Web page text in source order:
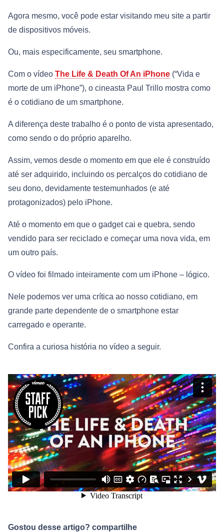
Agora mesmo, você pode estar visitando meu site a partir
de dispositivos móveis.
Ou, mais especificamente, seu smartphone.
Com o vídeo The Life & Death Of An iPhone (“Vida e
morte de um iPhone”), o cineasta Paul Trillo mostra como
é o cotidiano de um smartphone.
A diferença deste trabalho é o ponto de vista apresentado,
como sendo o do próprio aparelho.
Assim, vemos desde o momento em que ele é construído
até ser adquirido, incluindo os percalços do cotidiano de
seu dono, devidamente testemunhados (e até
protagonizados) pelo iPhone.
Até o momento em que o gadget cai e quebra, sendo
vendido para ser reciclado e começar uma nova vida, em
um outro país.
O vídeo foi filmado inteiramente com um iPhone – lógico.
Nele podemos ver uma crítica ao nosso cotidiano, em
grande parte dependente de o smartphone estar
carregado e operante.
Confira a curiosa história no vídeo a seguir.
Gostou desse artigo? compartilhe